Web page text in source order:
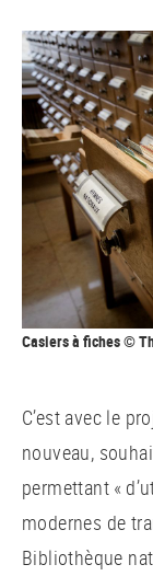
Casiers à fiches ©
C’est avec le
nouveau,
permettant «
modernes de
Bibliothèque